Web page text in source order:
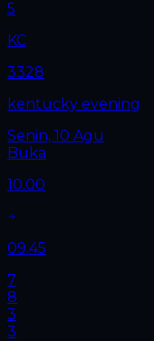
5
KC
3328
kentucky evening
Senin, 10 Agu
Buka
10.00
09.45
7
8
3
3